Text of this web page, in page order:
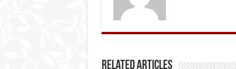
Related Articles